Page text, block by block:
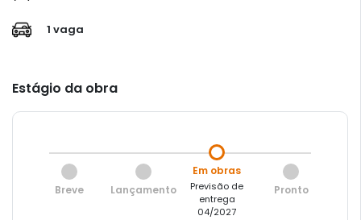
1 vaga
Estágio da obra
Breve Lançamento
Em obras
Previsão de
entrega
04/2027
Pronto